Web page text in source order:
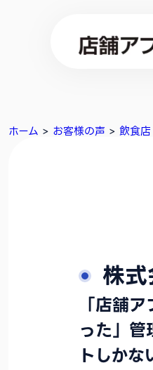
ホーム > お客様の声 > 飲食店
株
「店舗
った」
トしか